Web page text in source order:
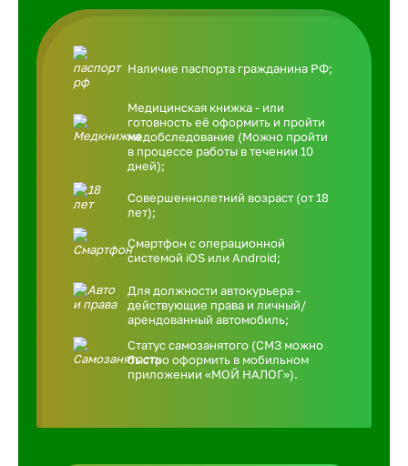
Наличие паспорта гражданина РФ;
Медицинская книжка - или
готовность её оформить и пройти
медобследование (Можно пройти
в процессе работы в течении 10
дней);
Совершеннолетний возраст (от 18
лет);
Смартфон с операционной
системой iOS или Android;
Для должности автокурьера -
действующие права и личный/
арендованный автомобиль;
Статус самозанятого (СМЗ можно
быстро оформить в мобильном
приложении «МОЙ НАЛОГ»).